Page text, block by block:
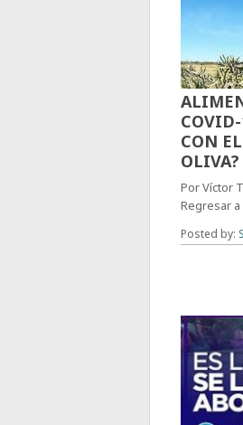
CON
OLIVA?
Por Víctor
Regresar
Posted by: